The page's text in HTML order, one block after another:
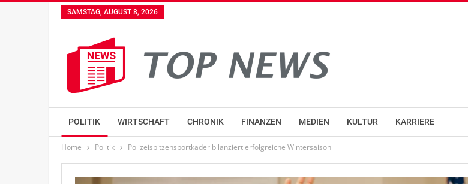
SAMSTAG, AUGUST 8, 2026
POLITIK WIRTSCHAFT CHRONIK FINANZEN MEDIEN KULTUR KARRIERE
Home Politik Polizeispitzensportkader bilanziert erfolgreiche Wintersaison